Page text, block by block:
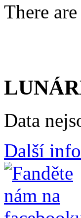
There
Data
Další